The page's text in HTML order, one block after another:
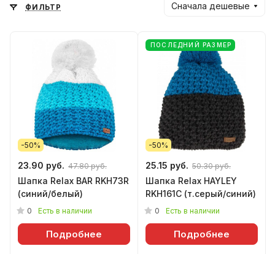
Создали и разработали собственные
Продукция успешно и традиционно
экспортируется в Германию, Словакию,
Францию, Польшу, Россию, Литву,
Эстонию и другие европейские страны.
ФИЛЬТР Сначала дешевые
-50%
23.90 руб. 47.80 руб.
Шапка Relax BAR RKH73R
(синий/белый)
0 Есть в наличии
Подробнее
ПОСЛЕДНИЙ РАЗМЕР
-50%
25.15 руб. 50.30 руб.
Шапка Relax HAYLEY
RKH161C (т.серый/синий)
0 Есть в наличии
Подробнее